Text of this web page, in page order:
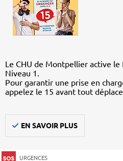
Le CHU de Montpellier active le
Niveau 1.
Pour garantir une prise en
appelez le 15 avant tout
EN SAVOIR PLUS
URGENCES